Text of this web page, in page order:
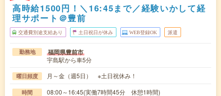
高時給1500円！＼16:45まで／経験いかして経
理サポート＠豊前
交通費別途支給あり 土日祝日が休み WEB登録OK 派遣
勤務地 福岡県豊前市
宇島駅から車5分
曜日頻度 月～金（週5日） ※土日祝休み！
時間 08:00～16:45(実働7時間45分 休憩1時間)